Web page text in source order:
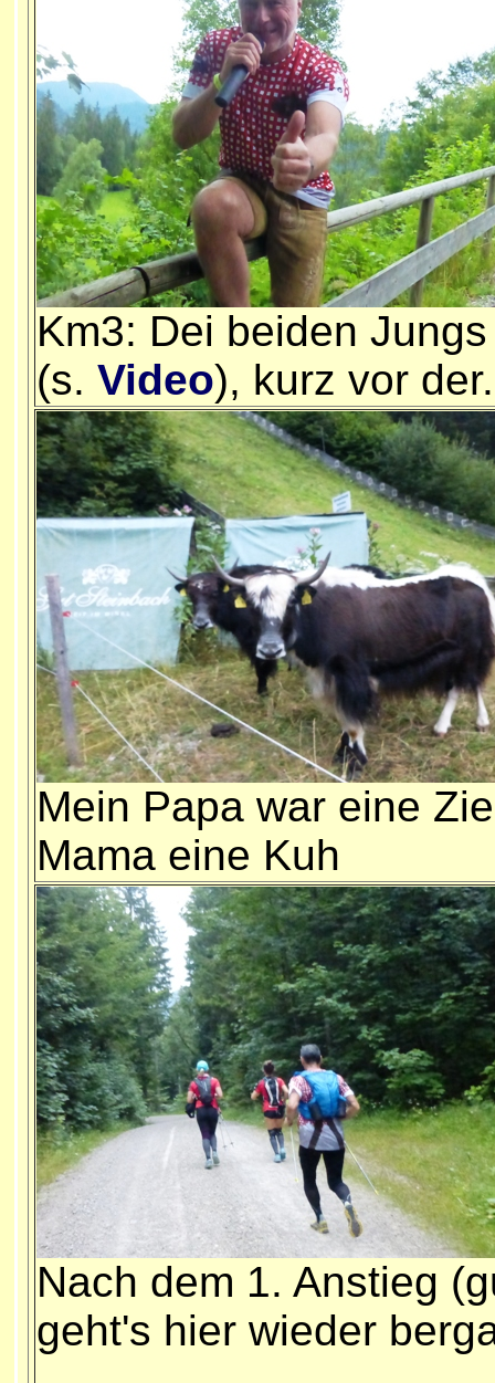
Km3: Dei beiden
(s. Video), kurz vor
Mein Papa war eine
Mama eine Kuh
Nach dem 1. Anstieg
geht's hier wieder